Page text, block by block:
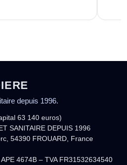
depuis 1996.
63 140 euros)
SANITAIRE DEPUIS 1996
54390 FROUARD, France
4674B – TVA FR31532634540